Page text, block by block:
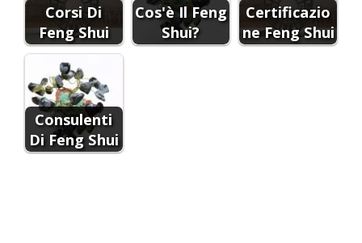
Corsi Di
Feng Shui
Cos'è Il Feng
Shui?
Certificazio
ne Feng Shui
Consulenti
Di Feng Shui